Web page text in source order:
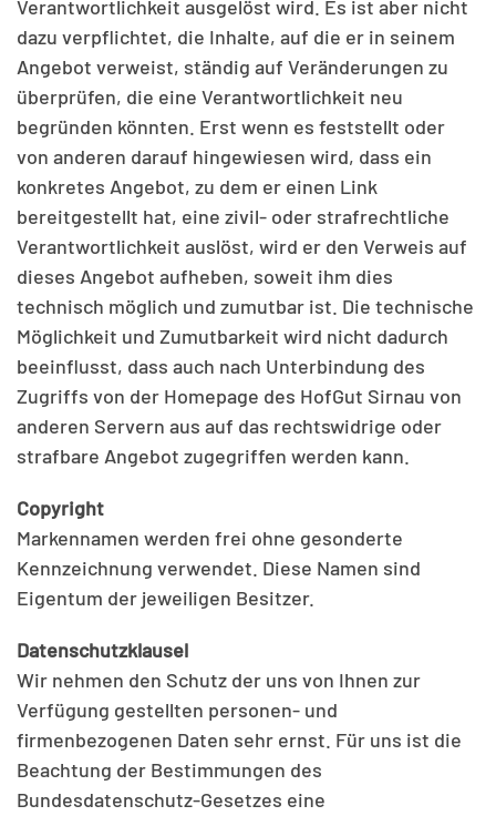
Verantwortlichkeit ausgelöst wird. Es ist aber nicht
dazu verpflichtet, die Inhalte, auf die er in seinem
Angebot verweist, ständig auf Veränderungen zu
überprüfen, die eine Verantwortlichkeit neu
begründen könnten. Erst wenn es feststellt oder
von anderen darauf hingewiesen wird, dass ein
konkretes Angebot, zu dem er einen Link
bereitgestellt hat, eine zivil- oder strafrechtliche
Verantwortlichkeit auslöst, wird er den Verweis auf
dieses Angebot aufheben, soweit ihm dies
technisch möglich und zumutbar ist. Die technische
Möglichkeit und Zumutbarkeit wird nicht dadurch
beeinflusst, dass auch nach Unterbindung des
Zugriffs von der Homepage des HofGut Sirnau von
anderen Servern aus auf das rechtswidrige oder
strafbare Angebot zugegriffen werden kann.
Copyright
Markennamen werden frei ohne gesonderte
Kennzeichnung verwendet. Diese Namen sind
Eigentum der jeweiligen Besitzer.
Datenschutzklausel
Wir nehmen den Schutz der uns von Ihnen zur
Verfügung gestellten personen- und
firmenbezogenen Daten sehr ernst. Für uns ist die
Beachtung der Bestimmungen des
Bundesdatenschutz-Gesetzes eine